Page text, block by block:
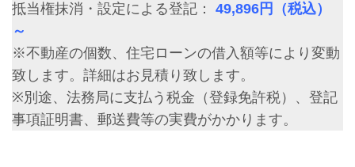
抵当権抹消・設定による登記： 49,896円（税込）
～
※不動産の個数、住宅ローンの借入額等により変動
致します。詳細はお見積り致します。
※別途、法務局に支払う税金（登録免許税）、登記
事項証明書、郵送費等の実費がかかります。